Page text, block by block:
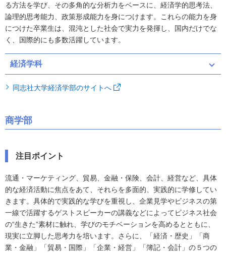
る方法を学び、その多角的な分析力をベースに、経済学的思考法、
論理的思考能力、政策形成能力を身につけます。これらの能力を身
につけた卒業生は、混沌とした社会で実力を発揮し、国内だけでな
く、国際的にも多数活躍しています。
経済学科
同志社大学経済学部のサイトへ
商学部
注目ポイント
流通・マーケティング、貿易、金融・保険、会計、経営など、具体
的な経済活動に焦点をあて、それらを多面的、実践的に学修してい
きます。具体的で実践的な学びを重視し、企業見学やビジネスの第
一線で活躍するゲストスピーカーの講義などによってビジネス社会
の“生きた”素材に触れ、学びのモチベーションを高めるとともに、
現実に立脚した思考力を培います。さらに、「経済・歴史」「商
業・金融」「貿易・国際」「企業・経営」「簿記・会計」の５つの